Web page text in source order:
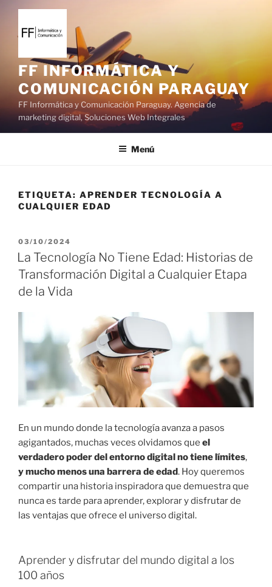
l
FF INFORMÁTICA Y
COMUNICACIÓN PARAGUAY
FF Informática y Comunicación Paraguay. Agencia de
marketing digital, Soluciones Web Integrales
Menú
ETIQUETA: APRENDER TECNOLOGÍA A
CUALQUIER EDAD
P
U
B
C
03/10/2024
La Tecnología No Tiene Edad: Historias de
Transformación Digital a Cualquier Etapa
de la Vida
En un mundo donde la tecnología avanza a pasos
agigantados, muchas veces olvidamos que el
verdadero poder del entorno digital no tiene límites,
y mucho menos una barrera de edad. Hoy queremos
compartir una historia inspiradora que demuestra que
nunca es tarde para aprender, explorar y disfrutar de
las ventajas que ofrece el universo digital.
Aprender y disfrutar del mundo digital a los
100 años